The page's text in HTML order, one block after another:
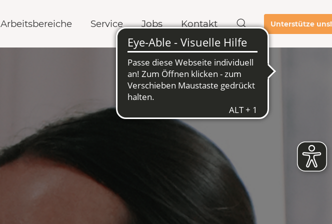
Arbeitsbereiche Service Jobs Kontakt Unterstütze uns!